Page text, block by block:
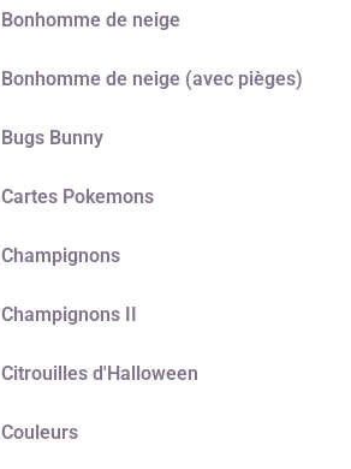
Bonhomme de neige
Bonhomme de neige (avec pièges)
Bugs Bunny
Cartes Pokemons
Champignons
Champignons II
Citrouilles d'Halloween
Couleurs